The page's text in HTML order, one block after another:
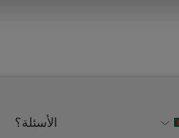
الأسئلة؟